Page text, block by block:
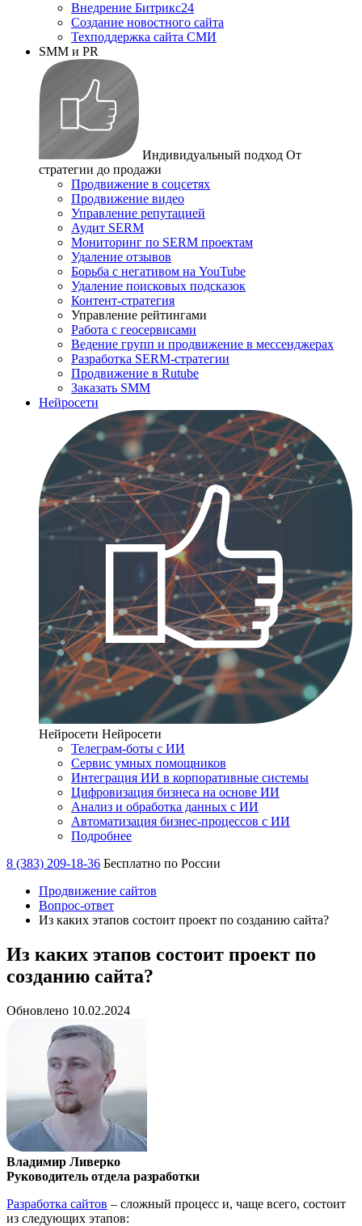
Внедрение Битрикс24
Создание новостного сайта
Техподдержка сайта СМИ
SMM и PR
Индивидуальный подход От
стратегии до продажи
Продвижение в соцсетях
Продвижение видео
Управление репутацией
Аудит SERM
Мониторинг по SERM проектам
Удаление отзывов
Борьба с негативом на YouTube
Удаление поисковых подсказок
Контент-стратегия
Управление рейтингами
Работа с геосервисами
Ведение групп и продвижение в мессенджерах
Разработка SERM-стратегии
Продвижение в Rutube
Заказать SMM
Нейросети
Нейросети Нейросети
Телеграм-боты с ИИ
Сервис умных помощников
Интеграция ИИ в корпоративные системы
Цифровизация бизнеса на основе ИИ
Анализ и обработка данных с ИИ
Автоматизация бизнес-процессов с ИИ
Подробнее
8 (383) 209-18-36 Бесплатно по России
Продвижение сайтов
Вопрос-ответ
Из каких этапов состоит проект по созданию сайта?
Из каких этапов состоит проект по
созданию сайта?
Обновлено 10.02.2024
Владимир Ливерко
Руководитель отдела разработки
Разработка сайтов – сложный процесс и, чаще всего, состоит
из следующих этапов: